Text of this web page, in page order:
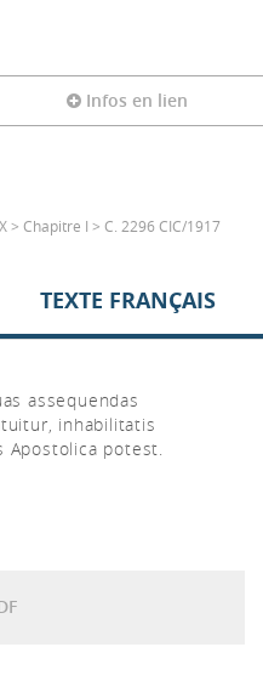
Infos en lien
> Chapitre I > C. 2296 CIC/1917
TEXTE FRANÇAIS
assequendas
inhabilitatis
Apostolica potest.